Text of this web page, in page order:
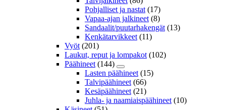
Pohjalliset ja nastat (17)
Vapaa-ajan jalkineet (8)
Sandaalit/puutarhakengät (13)
Kenkätarvikkeet (11)
Vyöt (201)
Laukut, reput ja lompakot (102)
Päähineet (144)
Lasten päähineet (15)
Talvipäähineet (66)
Kesäpäähineet (21)
Juhla- ja naamiaispäähineet (10)